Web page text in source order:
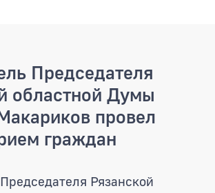
Председателя
областной Думы
провел
граждан
Председателя
Рязанской